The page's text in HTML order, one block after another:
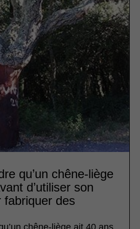
qu’un chêne-liège
d’utiliser son
fabriquer des